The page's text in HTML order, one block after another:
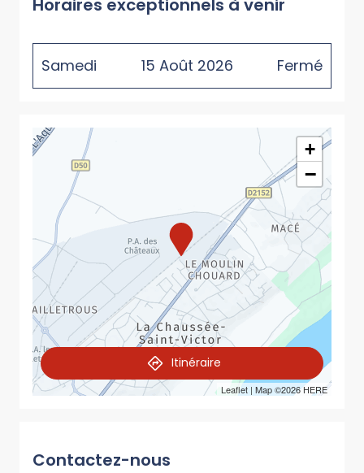
Horaires exceptionnels à venir
Samedi 15 Août 2026 Fermé
+
−
Leaflet | Map ©2026HERE
Itinéraire
Contactez-nous